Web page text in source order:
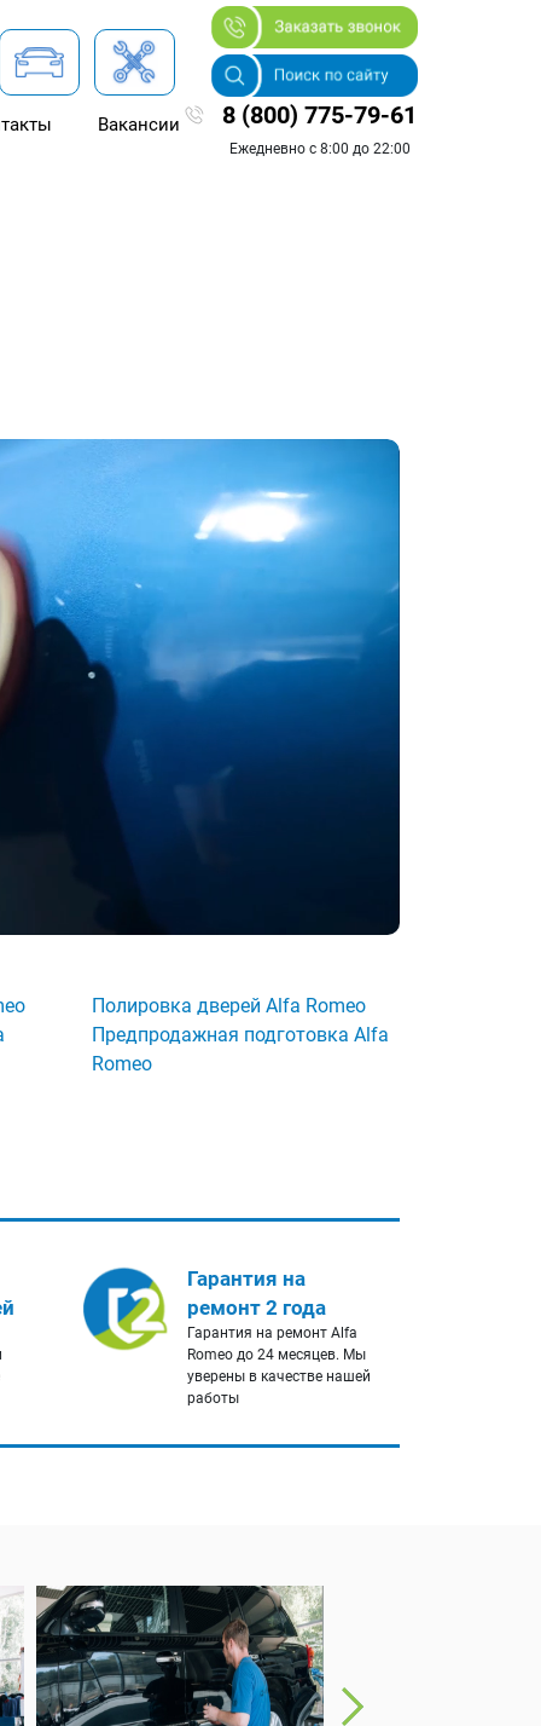
Вакансии 8 (800) 775-79-61
Ежедневно с 8:00 до 22:00
Полировка дверей Alfa Romeo
Предпродажная подготовка Alfa
Romeo
Гарантия на
ремонт 2 года
Гарантия на ремонт Alfa
Romeo до 24 месяцев. Мы
уверены в качестве нашей
работы